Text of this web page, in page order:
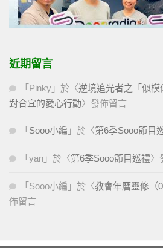
近期留言
「 Pinky 」於〈逆境追光者之「似
對合宜的愛心行動〉發佈留言
「 Sooo小編 」於〈第6季Sooo節目
「 yan 」於〈第6季Sooo節目巡禮〉
「 Sooo小編 」於〈教會年曆靈修（
佈留言